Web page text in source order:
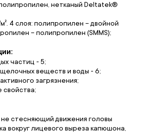
нетканый Deltatek®
4 слоя: полипропилен – двойной
– полипропилен (SMMS);
частиц - 5;
щелочных веществ и воды - 6;
загрязнения;
свойства;
стесняющий движения головы
вокруг лицевого выреза капюшона,